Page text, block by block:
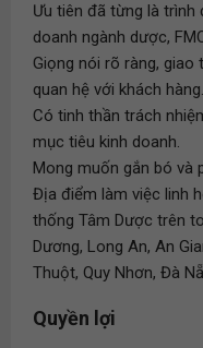
Ưu tiên đã từng là trình
doanh ngành dược,
Giọng nói rõ ràng,
quan hệ với khách hàng.
Có tinh thần trách
mục tiêu kinh doanh.
Mong muốn gắn bó và
Địa điểm làm việc linh
thống Tâm Dược trên
Dương, Long An, An
Thuột, Quy Nhơn, Đà
Quyền lợi